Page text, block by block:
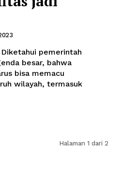
pemerintah
besar, bahwa
bisa memacu
wilayah, termasuk
Halaman 1 dari 2